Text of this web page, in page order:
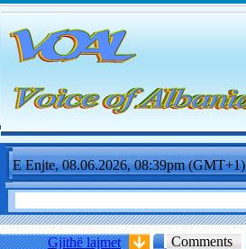
E Enjte, 08.06.2026, 08:39pm (GMT+1)
Gjithë lajmet
Comments